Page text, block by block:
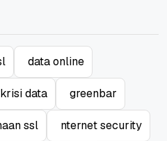
data online
data greenbar
ssl nternet security